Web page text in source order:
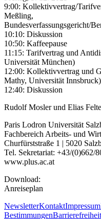
9:00: Kollektivvertrag/
Meßling,
Bundesverfassungsgericht/
10:10: Diskussion
10:50: Kaffeepause
11:15: Tarifvertrag und
Universität München)
12:00: Kollektivvertrag und
Mathy, Universität Innsbruck)
12:40: Diskussion
Rudolf Mosler und Elias
Paris Lodron Universität
Fachbereich Arbeits- und
Churfürststraße 1 | 5020
Tel. Sekretariat: +43/(0)662/
www.plus.ac.at
Download:
Anreiseplan
NewsletterKontaktImpressum
Bestimmungen